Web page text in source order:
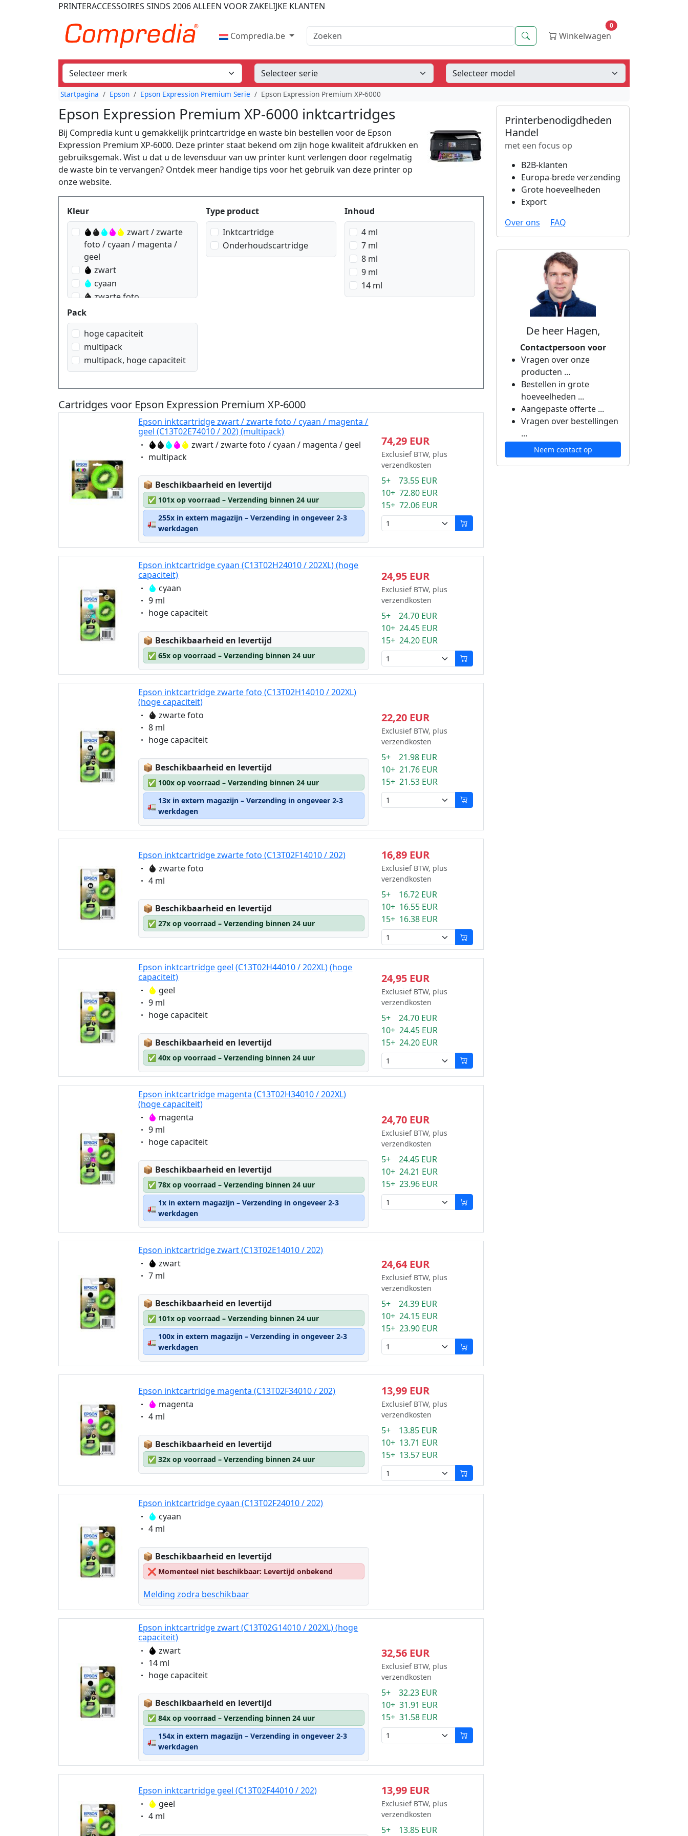
PRINTERACCESSOIRES SINDS 2006ALLEEN VOOR ZAKELIJKE KLANTEN
Compredia.be Zoeken Zoeken Winkelwagen
0
Startpagina Epson Epson Expression Premium Serie Epson Expression Premium XP-6000
Epson Expression Premium XP-6000 inktcartridges
Bij Compredia kunt u gemakkelijk printcartridge en waste bin bestellen voor de Epson
Expression Premium XP-6000. Deze printer staat bekend om zijn hoge kwaliteit afdrukken en
gebruiksgemak. Wist u dat u de levensduur van uw printer kunt verlengen door regelmatig
de waste bin te vervangen? Ontdek meer handige tips voor het gebruik van deze printer op
onze website.
Produktfilter
Kleur
zwart / zwarte
foto / cyaan / magenta /
geel
zwart
cyaan
zwarte foto
geel
Type product
Inktcartridge
Onderhoudscartridge
Inhoud
4 ml
7 ml
8 ml
9 ml
14 ml
Pack
hoge capaciteit
multipack
multipack, hoge capaciteit
Cartridges voor Epson Expression Premium XP-6000
Epson inktcartridge zwart / zwarte foto / cyaan / magenta /
geel (C13T02E74010 / 202) (multipack)
Eigenschaft: zwart / zwarte foto / cyaan / magenta / geel
Eigenschaft:
multipack
📦 Lagerstatus:
Beschikbaarheid en levertijd
✅ 101x op voorraad – Verzending binnen 24 uur
🚛
255x in extern magazijn – Verzending in ongeveer 2-3
werkdagen
74,29 EUR
Exclusief BTW, plus
verzendkosten
5+ 73.55 EUR
10+ 72.80 EUR
15+ 72.06 EUR
Epson inktcartridge cyaan (C13T02H24010 / 202XL) (hoge
capaciteit)
Eigenschaft:
cyaan
Eigenschaft:
9 ml
Eigenschaft:
hoge capaciteit
📦 Lagerstatus:
Beschikbaarheid en levertijd
✅ 65x op voorraad – Verzending binnen 24 uur
24,95 EUR
Exclusief BTW, plus
verzendkosten
5+ 24.70 EUR
10+ 24.45 EUR
15+ 24.20 EUR
Epson inktcartridge zwarte foto (C13T02H14010 / 202XL)
(hoge capaciteit)
Eigenschaft:
zwarte foto
Eigenschaft:
8 ml
Eigenschaft:
hoge capaciteit
📦 Lagerstatus:
Beschikbaarheid en levertijd
✅ 100x op voorraad – Verzending binnen 24 uur
🚛
13x in extern magazijn – Verzending in ongeveer 2-3
werkdagen
22,20 EUR
Exclusief BTW, plus
verzendkosten
5+ 21.98 EUR
10+ 21.76 EUR
15+ 21.53 EUR
Epson inktcartridge zwarte foto (C13T02F14010 / 202)
Eigenschaft:
zwarte foto
Eigenschaft:
4 ml
📦 Lagerstatus:
Beschikbaarheid en levertijd
✅ 27x op voorraad – Verzending binnen 24 uur
16,89 EUR
Exclusief BTW, plus
verzendkosten
5+ 16.72 EUR
10+ 16.55 EUR
15+ 16.38 EUR
Epson inktcartridge geel (C13T02H44010 / 202XL) (hoge
capaciteit)
Eigenschaft:
geel
Eigenschaft:
9 ml
Eigenschaft:
hoge capaciteit
📦 Lagerstatus:
Beschikbaarheid en levertijd
✅ 40x op voorraad – Verzending binnen 24 uur
24,95 EUR
Exclusief BTW, plus
verzendkosten
5+ 24.70 EUR
10+ 24.45 EUR
15+ 24.20 EUR
Epson inktcartridge magenta (C13T02H34010 / 202XL)
(hoge capaciteit)
Eigenschaft:
magenta
Eigenschaft:
9 ml
Eigenschaft:
hoge capaciteit
📦 Lagerstatus:
Beschikbaarheid en levertijd
✅ 78x op voorraad – Verzending binnen 24 uur
🚛
1x in extern magazijn – Verzending in ongeveer 2-3
werkdagen
24,70 EUR
Exclusief BTW, plus
verzendkosten
5+ 24.45 EUR
10+ 24.21 EUR
15+ 23.96 EUR
Epson inktcartridge zwart (C13T02E14010 / 202)
Eigenschaft:
zwart
Eigenschaft:
7 ml
📦 Lagerstatus:
Beschikbaarheid en levertijd
✅ 101x op voorraad – Verzending binnen 24 uur
🚛
100x in extern magazijn – Verzending in ongeveer 2-3
werkdagen
24,64 EUR
Exclusief BTW, plus
verzendkosten
5+ 24.39 EUR
10+ 24.15 EUR
15+ 23.90 EUR
Epson inktcartridge magenta (C13T02F34010 / 202)
Eigenschaft:
magenta
Eigenschaft:
4 ml
📦 Lagerstatus:
Beschikbaarheid en levertijd
✅ 32x op voorraad – Verzending binnen 24 uur
13,99 EUR
Exclusief BTW, plus
verzendkosten
5+ 13.85 EUR
10+ 13.71 EUR
15+ 13.57 EUR
Epson inktcartridge cyaan (C13T02F24010 / 202)
Eigenschaft:
cyaan
Eigenschaft:
4 ml
📦 Lagerstatus:
Beschikbaarheid en levertijd
❌ Momenteel niet beschikbaar: Levertijd onbekend
Melding zodra beschikbaar
Epson inktcartridge zwart (C13T02G14010 / 202XL) (hoge
capaciteit)
Eigenschaft:
zwart
Eigenschaft:
14 ml
Eigenschaft:
hoge capaciteit
📦 Lagerstatus:
Beschikbaarheid en levertijd
✅ 84x op voorraad – Verzending binnen 24 uur
🚛
154x in extern magazijn – Verzending in ongeveer 2-3
werkdagen
32,56 EUR
Exclusief BTW, plus
verzendkosten
5+ 32.23 EUR
10+ 31.91 EUR
15+ 31.58 EUR
Epson inktcartridge geel (C13T02F44010 / 202)
Eigenschaft:
geel
Eigenschaft:
4 ml
13,99 EUR
Exclusief BTW, plus
verzendkosten
5+ 13.85 EUR
Printerbenodigdheden
Handel
met een focus op
B2B-klanten
Europa-brede verzending
Grote hoeveelheden
Export
Over ons
FAQ
De heer Hagen,
Contactpersoon voor
Vragen over onze
producten ...
Bestellen in grote
hoeveelheden ...
Aangepaste offerte ...
Vragen over bestellingen
...
Neem contact op